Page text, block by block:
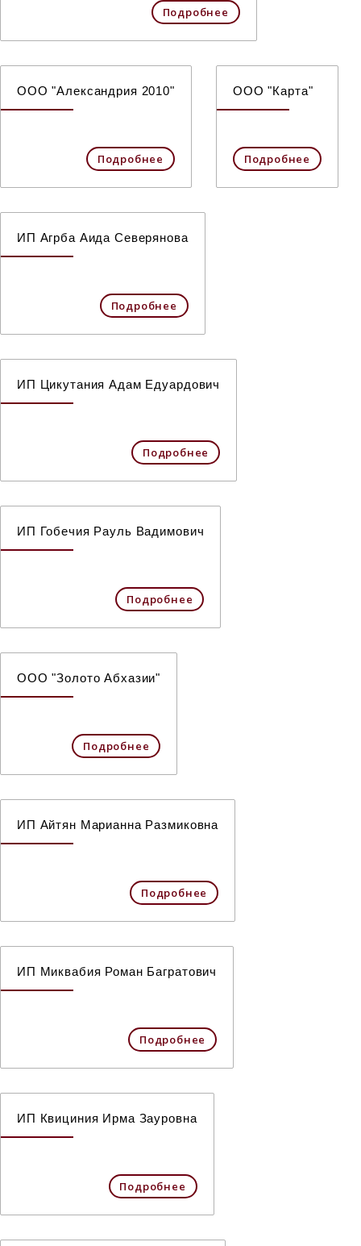
Подробнее
ООО "Александрия 2010"
Подробнее
ООО "Карта"
Подробнее
ИП Агрба Аида Северянова
Подробнее
ИП Цикутания Адам Едуардович
Подробнее
ИП Гобечия Рауль Вадимович
Подробнее
ООО "Золото Абхазии"
Подробнее
ИП Айтян Марианна Размиковна
Подробнее
ИП Миквабия Роман Багратович
Подробнее
ИП Квициния Ирма Зауровна
Подробнее